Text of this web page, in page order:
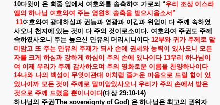
10다윗이 온 회중 앞에서 여호와를 송축하여 가로되 “우리 조상 이스라
엘의 하나님 여호와여 주는 영원히 송축을 받으시옵소서 ”
11여호와여 광대하심과 권능과 영광과 이김과 위엄이 다 주께 속하였
사오니 천지에 있는 것이 다 주의 것이로소이다. 여호와여 주권도 주께
속하였사오니 주는 높으신 만유의 머리시니이다 12부와 귀가 주께로 말
미암고 또 주는 만유의 주재가 되사 손에 권세와 능력이 있사오니 모든
자를 크게 하심과 강하게 하심이 주의 손에 있나이다13우리 하나님이
여 이제 우리가 주께 감사하오며 주의 영화로운 이름을 찬양하나이다
14나와 나의 백성이 무엇이관대 이처럼 즐거운 마음으로 드릴 힘이
있
었나이까 모든 것이 주께로 말미암았사오니 우리가 주의 손에서 받은
것으로 주께 드렸을 뿐이니이다(대상 29:10-14)
하나님의 주권(The sovereignty of God) 은 하나님은 최고의 권위자